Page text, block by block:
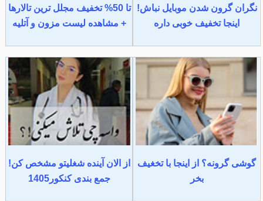
نگران گرون شدن موبایل نباش!
اینجا تخفیف خوبی داره
تا 50% تخفیف مجلل ترین تالارها
+ مشاهده لیست مزون و آتلیه
گوشی گرونه؟ از اینجا با تخغیف
بخر
از الان آینده شغلیتو مشخص کن!
جمع بندی کنکور1405